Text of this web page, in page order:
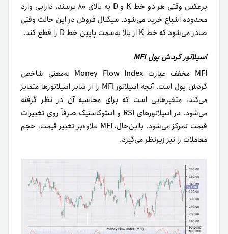
برعکس وقتی هر دو خط K و D به بالای ۸۰ برسند، دارایی وارد
محدوده اشباع خرید می‌شود. سیگنال فروش در این حالت وقتی
صادر می‌شود که خط K از بالا به‌سمت پایین خط D را قطع کند.
اسیلاتور گردش پول MFI
MFI مخفف عبارت Money Flow Index به‌معنی شاخص
گردش پول است. آنچه اسیلاتور MFI را از سایر اسیلاتورها متمایز
می‌کند، متغیرهایی است که برای محاسبه آن در نظر گرفته
می‌شود. در اسیلاتورهای RSI و استوکاستیک صرفاً روی تغییرات
قیمت تمرکز می‌شود. بااین‌حال، MFI علاوه‌بر تغییر قیمت، حجم
معاملات را نیز زیر‌نظر می‌گیرد.